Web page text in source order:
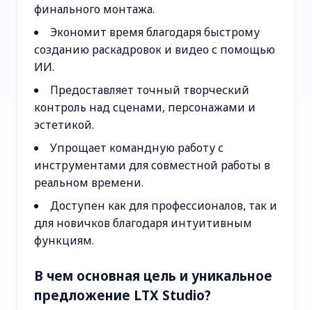
финального монтажа.
Экономит время благодаря быстрому
созданию раскадровок и видео с помощью
ИИ.
Предоставляет точный творческий
контроль над сценами, персонажами и
эстетикой.
Упрощает командную работу с
инструментами для совместной работы в
реальном времени.
Доступен как для профессионалов, так и
для новичков благодаря интуитивным
функциям.
В чем основная цель и уникальное
предложение LTX Studio?